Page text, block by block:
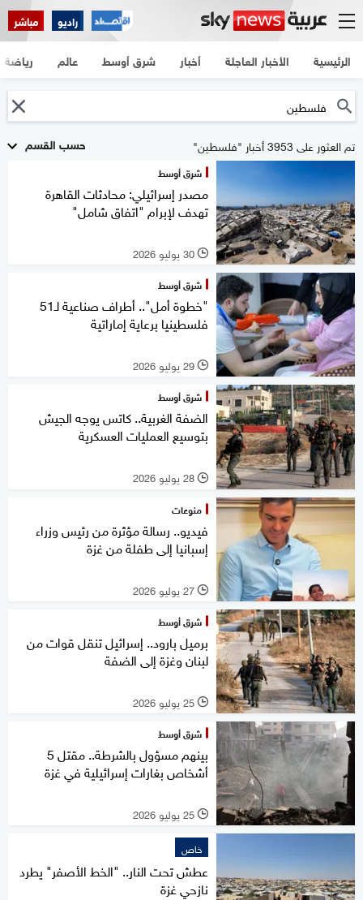
راديو مباشر
الرئيسية الأخبار العاجلة أخبار شرق أوسط عالم رياضة
حسب القسم تم العثور على 3953 أخبار "فلسطين"
شرق أوسط
مصدر إسرائيلي: محادثات القاهرة
تهدف لإبرام "اتفاق شامل"
l 30 يوليو 2026
شرق أوسط
"خطوة أمل".. أطراف صناعية لـ51
فلسطينيا برعاية إماراتية
l 29 يوليو 2026
شرق أوسط
الضفة الغربية.. كاتس يوجه الجيش
بتوسيع العمليات العسكرية
l 28 يوليو 2026
منوعات
فيديو.. رسالة مؤثرة من رئيس وزراء
إسبانيا إلى طفلة من غزة
l 27 يوليو 2026
شرق أوسط
برميل بارود.. إسرائيل تنقل قوات من
لبنان وغزة إلى الضفة
l 25 يوليو 2026
شرق أوسط
بينهم مسؤول بالشرطة.. مقتل 5
أشخاص بغارات إسرائيلية في غزة
l 25 يوليو 2026
خاص
عطش تحت النار.. "الخط الأصفر" يطرد
نازحي غزة